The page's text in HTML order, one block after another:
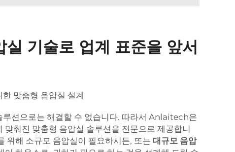
실 기술로 업계 표준을 앞서
맞춤형 음압실 설계
루션으로는 해결할 수 없습니다. 따라서 Anlaitech은
맞춰진 맞춤형 음압실 솔루션을 전문으로 제공합니
위해 소규모 음압실이 필요하시든, 또는 대규모 음압